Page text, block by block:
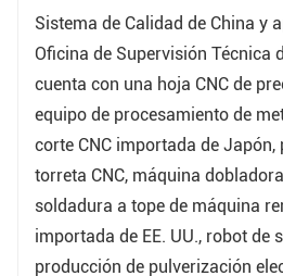
Sistema de Calidad de China y
Oficina de Supervisión Técnica
cuenta con una hoja CNC de
equipo de procesamiento de
corte CNC importada de Japón,
torreta CNC, máquina
soldadura a tope de máquina
importada de EE. UU., robot de
producción de pulverización